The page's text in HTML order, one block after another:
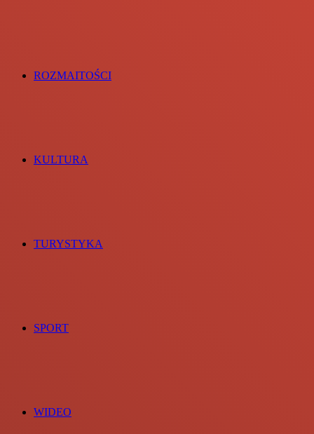
ROZMAITOŚCI
KULTURA
TURYSTYKA
SPORT
WIDEO